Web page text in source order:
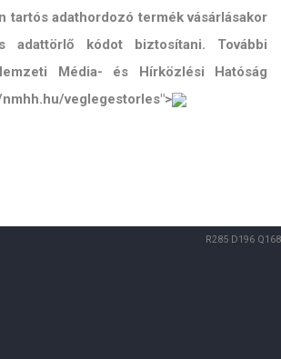
tartós adathordozó termék vásárlásakor
adattörlő kódot biztosítani. További
Média- és Hírközlési Hatóság
veglegestorles">
R285 D196 Q168